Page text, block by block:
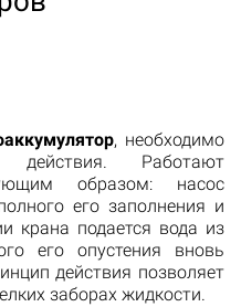
, необходимо
Работают
образом: насос
его заполнения и
крана подается вода из
его опустения вновь
действия позволяет
заборах жидкости.